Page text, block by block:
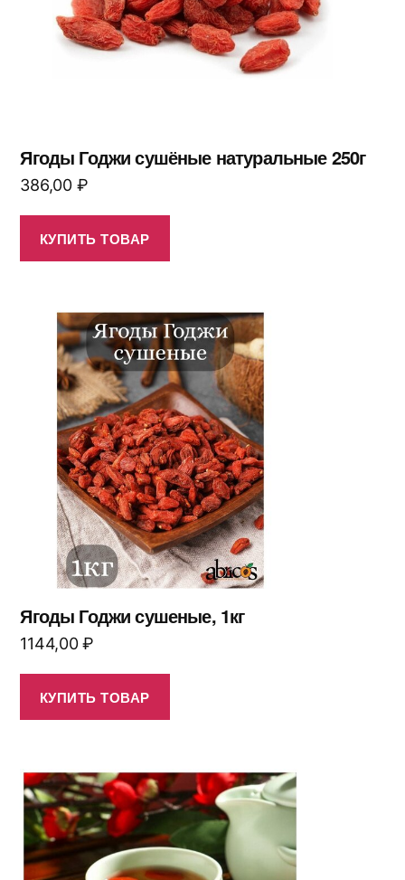
Ягоды Годжи сушёные натуральные 250г
386,00 ₽
КУПИТЬ ТОВАР
Ягоды Годжи сушеные, 1кг
1144,00₽
КУПИТЬ ТОВАР